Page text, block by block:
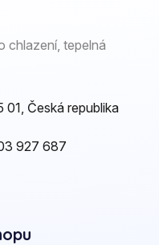
chlazení, tepelná
Česká republika
927 687